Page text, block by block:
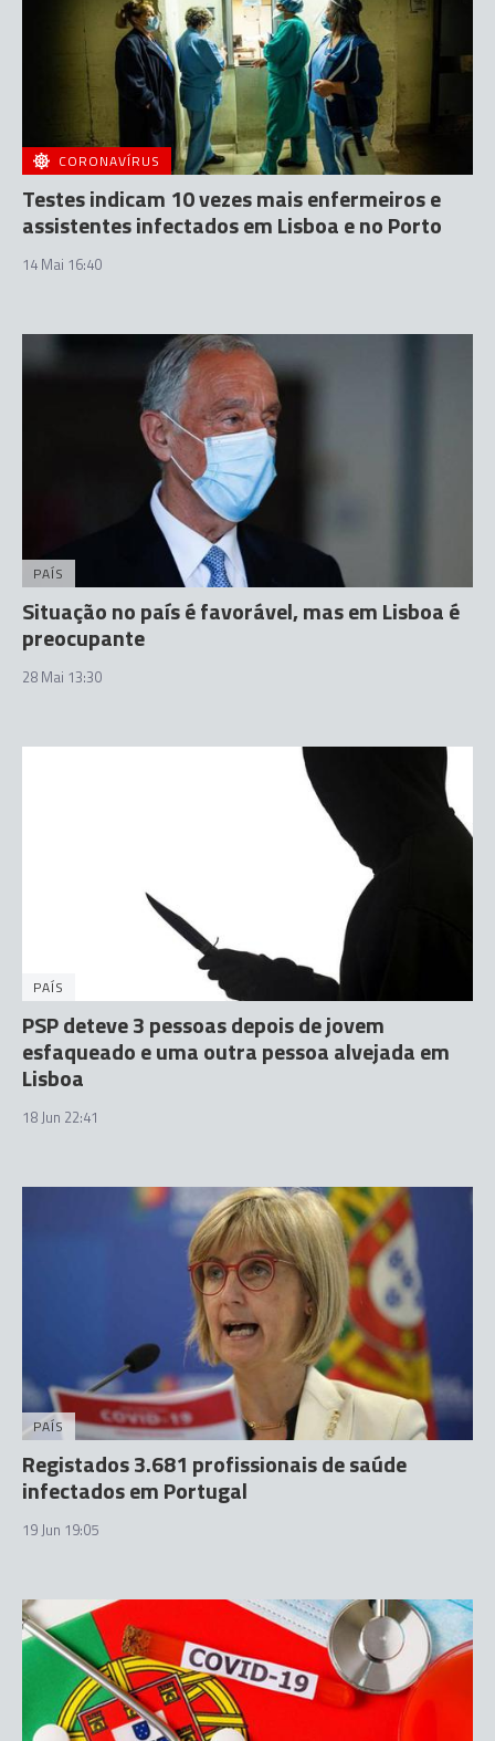
CORONAVÍRUS
Testes indicam 10 vezes mais enfermeiros e
assistentes infectados em Lisboa e no Porto
14 Mai 16:40
PAÍS
Situação no país é favorável, mas em Lisboa é
preocupante
28 Mai 13:30
PAÍS
PSP deteve 3 pessoas depois de jovem
esfaqueado e uma outra pessoa alvejada em
Lisboa
18 Jun 22:41
PAÍS
Registados 3.681 profissionais de saúde
infectados em Portugal
19 Jun 19:05